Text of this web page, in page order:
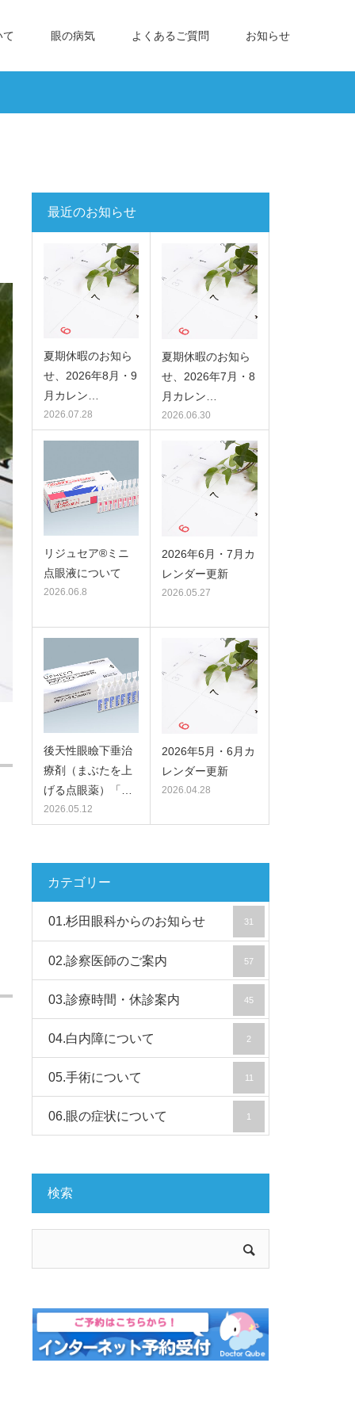
て 眼の病気 よくあるご質問 お知らせ
最近のお知らせ
夏期休暇のお知ら
せ、2026年8月・9
月カレン…
2026.07.28
夏期休暇のお知ら
せ、2026年7月・8
月カレン…
2026.06.30
リジュセア®ミニ
点眼液について
2026.06.8
2026年6月・7月カ
レンダー更新
2026.05.27
後天性眼瞼下垂治
療剤（まぶたを上
げる点眼薬）「…
2026.05.12
2026年5月・6月カ
レンダー更新
2026.04.28
カテゴリー
01.杉田眼科からのお知らせ 31
02.診察医師のご案内 57
03.診療時間・休診案内 45
04.白内障について 2
05.手術について 11
06.眼の症状について 1
検索